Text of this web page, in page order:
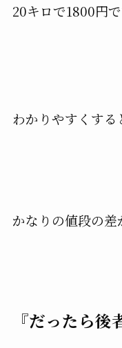
20キロで1800円で
わかりやすくする
かなりの値段の差
『だったら後